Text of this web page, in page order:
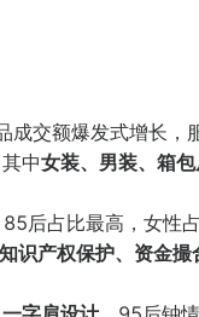
成交额爆发式增长，
中女装、男装、箱
85后占比最高，女性
识产权保护、资金撮